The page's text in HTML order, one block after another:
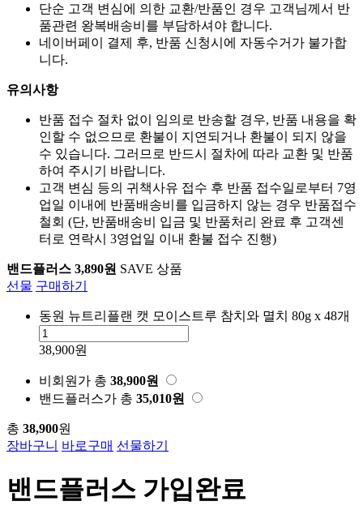
단순 고객 변심에 의한 교환/반품인 경우 고객님께서 반
품관련 왕복배송비를 부담하셔야 합니다.
네이버페이 결제 후, 반품 신청시에 자동수거가 불가합
니다.
유의사항
반품 접수 절차 없이 임의로 반송할 경우, 반품 내용을 확
인할 수 없으므로 환불이 지연되거나 환불이 되지 않을
수 있습니다. 그러므로 반드시 절차에 따라 교환 및 반품
하여 주시기 바랍니다.
고객 변심 등의 귀책사유 접수 후 반품 접수일로부터 7영
업일 이내에 반품배송비를 입금하지 않는 경우 반품접수
철회 (단, 반품배송비 입금 및 반품처리 완료 후 고객센
터로 연락시 3영업일 이내 환불 접수 진행)
밴드플러스 3,890원 SAVE 상품
선물 구매하기
동원 뉴트리플랜 캣 모이스트루 참치와 멸치 80g x 48개
38,900원
비회원가 총 38,900원
밴드플러스가 총 35,010원
총 38,900원
장바구니 바로구매 선물하기
밴드플러스 가입완료